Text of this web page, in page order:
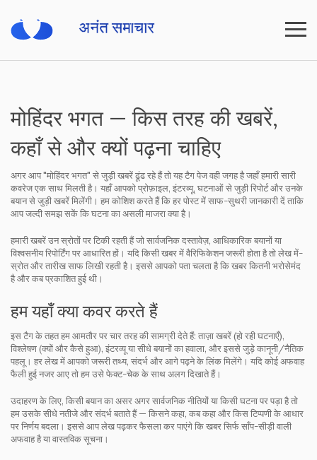
मोहिंदर भगत — किस तरह की खबरें,
कहाँ से और क्यों पढ़ना चाहिए
अगर आप "मोहिंदर भगत" से जुड़ी खबरें ढूंढ रहे हैं तो यह टैग पेज वही जगह है जहाँ हमारी सारी
कवरेज एक साथ मिलती है। यहाँ आपको प्रोफ़ाइल, इंटरव्यू, घटनाओं से जुड़ी रिपोर्ट और उनके
बयान से जुड़ी खबरें मिलेंगी। हम कोशिश करते हैं कि हर पोस्ट में साफ-सुथरी जानकारी दें ताकि
आप जल्दी समझ सकें कि घटना का असली माजरा क्या है।
हमारी खबरें उन स्रोतों पर टिकी रहती हैं जो सार्वजनिक दस्तावेज़, आधिकारिक बयानों या
विश्वसनीय रिपोर्टिंग पर आधारित हों। यदि किसी खबर में वैरिफिकेशन जरूरी होता है तो लेख में-
स्रोत और तारीख साफ लिखी रहती है। इससे आपको पता चलता है कि खबर कितनी भरोसेमंद
है और कब प्रकाशित हुई थी।
हम यहाँ क्या कवर करते हैं
इस टैग के तहत हम आमतौर पर चार तरह की सामग्री देते हैं: ताज़ा खबरें (हो रही घटनाएँ),
विश्लेषण (क्यों और कैसे हुआ), इंटरव्यू या सीधे बयानों का हवाला, और इससे जुड़े कानूनी/नैतिक
पहलू। हर लेख में आपको जरूरी तथ्य, संदर्भ और आगे पढ़ने के लिंक मिलेंगे। यदि कोई अफवाह
फैली हुई नजर आए तो हम उसे फेक्ट-चेक के साथ अलग दिखाते हैं।
उदाहरण के लिए, किसी बयान का असर अगर सार्वजनिक नीतियों या किसी घटना पर पड़ा है तो
हम उसके सीधे नतीजे और संदर्भ बताते हैं — किसने कहा, कब कहा और किस टिप्पणी के आधार
पर निर्णय बदला। इससे आप लेख पढ़कर फैसला कर पाएंगे कि खबर सिर्फ साँप-सीड़ी वाली
अफवाह है या वास्तविक सूचना।